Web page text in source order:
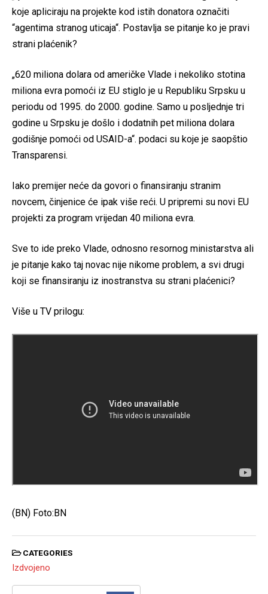
koje apliciraju na projekte kod istih donatora označiti
“agentima stranog uticaja“. Postavlja se pitanje ko je pravi
strani plaćenik?
„620 miliona dolara od američke Vlade i nekoliko stotina
miliona evra pomoći iz EU stiglo je u Republiku Srpsku u
periodu od 1995. do 2000. godine. Samo u posljednje tri
godine u Srpsku je došlo i dodatnih pet miliona dolara
godišnje pomoći od USAID-a“. podaci su koje je saopštio
Transparensi.
Iako premijer neće da govori o finansiranju stranim
novcem, činjenice će ipak više reći. U pripremi su novi EU
projekti za program vrijedan 40 miliona evra.
Sve to ide preko Vlade, odnosno resornog ministarstva ali
je pitanje kako taj novac nije nikome problem, a svi drugi
koji se finansiranju iz inostranstva su strani plaćenici?
Više u TV prilogu:
(BN) Foto:BN
CATEGORIES
Izdvojeno